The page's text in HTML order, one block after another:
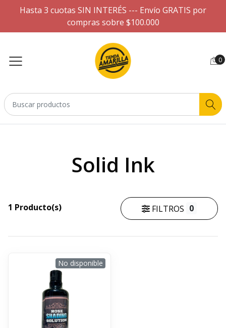
Hasta 3 cuotas SIN INTERÉS --- Envío GRATIS por
compras sobre $100.000
0
Solid Ink
1 Producto(s) FILTROS 0
No disponible